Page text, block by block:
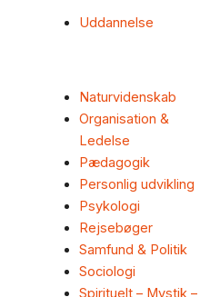
Uddannelse
Naturvidenskab
Organisation &
Ledelse
Pædagogik
Personlig udvikling
Psykologi
Rejsebøger
Samfund & Politik
Sociologi
Spirituelt – Mystik –